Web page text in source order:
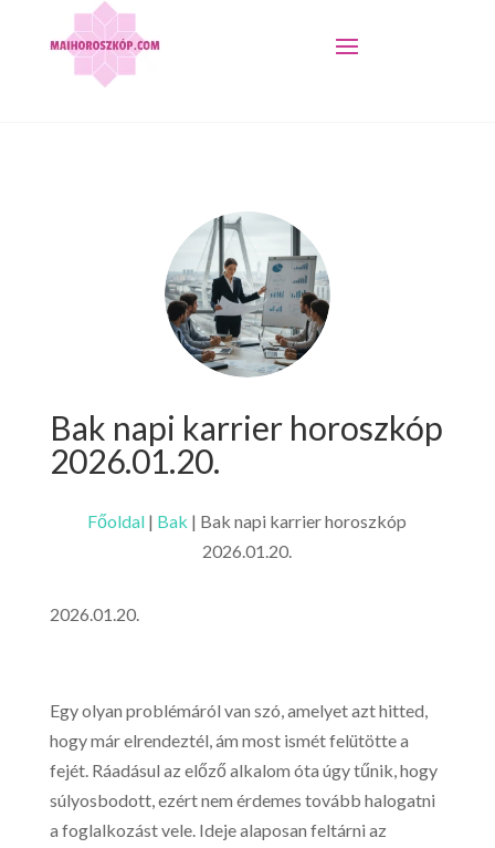
Bak napi karrier horoszkóp
2026.01.20.
Főoldal | Bak | Bak napi karrier horoszkóp
2026.01.20.
2026.01.20.
Egy olyan problémáról van szó, amelyet azt hitted,
hogy már elrendeztél, ám most ismét felütötte a
fejét. Ráadásul az előző alkalom óta úgy tűnik, hogy
súlyosbodott, ezért nem érdemes tovább halogatni
a foglalkozást vele. Ideje alaposan feltárni az